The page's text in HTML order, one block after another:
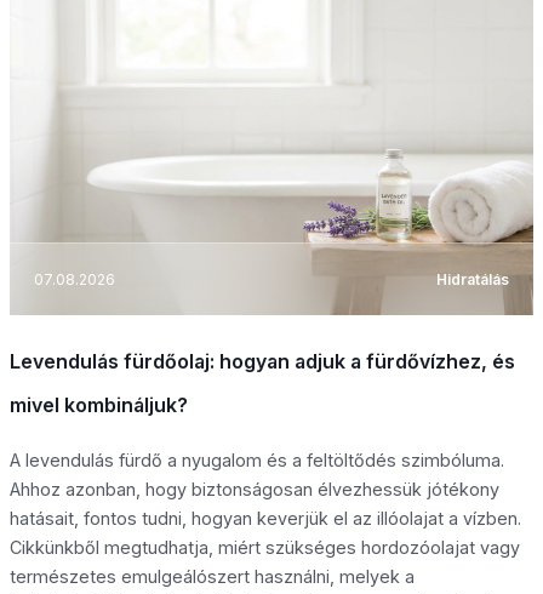
07.08.2026 Hidratálás
Levendulás fürdőolaj: hogyan adjuk a fürdővízhez, és
mivel kombináljuk?
A levendulás fürdő a nyugalom és a feltöltődés szimbóluma.
Ahhoz azonban, hogy biztonságosan élvezhessük jótékony
hatásait, fontos tudni, hogyan keverjük el az illóolajat a vízben.
Cikkünkből megtudhatja, miért szükséges hordozóolajat vagy
természetes emulgeálószert használni, melyek a